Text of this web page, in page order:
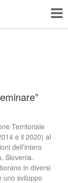
Territoriale
e il 2020) al
dell’intero
Slovenia.
in diversi
uno sviluppo